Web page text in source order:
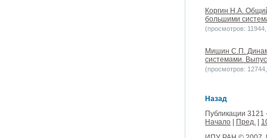
Коргин Н.А.
большими
(просмотров:
Мишин С.П.
системами.
(просмотров:
Назад
Публикации 3121
Начало
Пред.